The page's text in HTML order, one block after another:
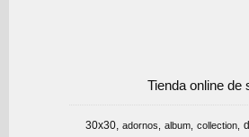
Tienda online
30x30 adornos album collection